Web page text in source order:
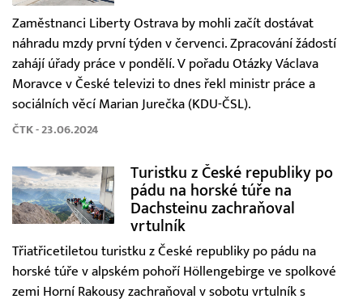
Zaměstnanci Liberty Ostrava by mohli začít dostávat
náhradu mzdy první týden v červenci. Zpracování žádostí
zahájí úřady práce v pondělí. V pořadu Otázky Václava
Moravce v České televizi to dnes řekl ministr práce a
sociálních věcí Marian Jurečka (KDU-ČSL).
ČTK - 23.06.2024
Turistku z České republiky po
pádu na horské túře na
Dachsteinu zachraňoval
vrtulník
Třiatřicetiletou turistku z České republiky po pádu na
horské túře v alpském pohoří Höllengebirge ve spolkové
zemi Horní Rakousy zachraňoval v sobotu vrtulník s